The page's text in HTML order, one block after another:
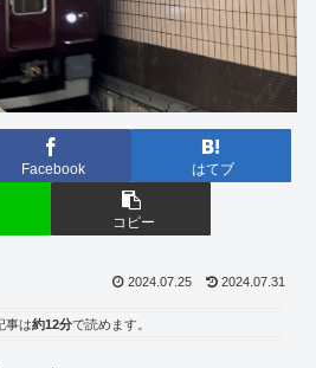
Facebook はてブ
コピー
2024.07.25 2024.07.31
事は約12分で読めます。